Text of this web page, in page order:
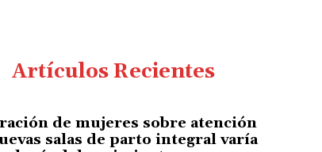
Artículos Recientes
de mujeres sobre atención
salas de parto integral varía